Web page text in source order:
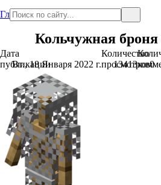
Главная
Кольчужная
Дата
публикации
Вт., 18 Января 2022 г.
Количество
просмотров
13413 0